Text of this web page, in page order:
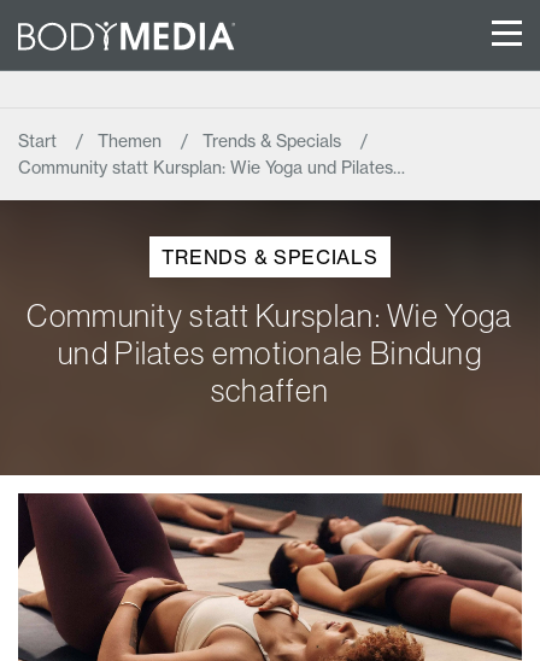
Start Themen
Trends & Specials
Community statt Kursplan: Wie Yoga und Pilates…
TRENDS & SPECIALS
Community statt Kursplan: Wie Yoga
und Pilates emotionale Bindung
schaffen